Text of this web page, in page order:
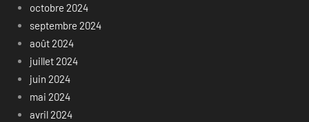
octobre 2024
septembre 2024
août 2024
juillet 2024
juin 2024
mai 2024
avril 2024